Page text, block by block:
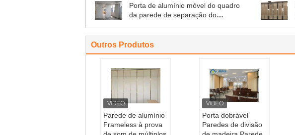
Porta de alumínio móvel do quadro
da parede de separação do
Outros Produtos
Parede de alumínio
Frameless à prova
Porta dobrável
Paredes de divisão